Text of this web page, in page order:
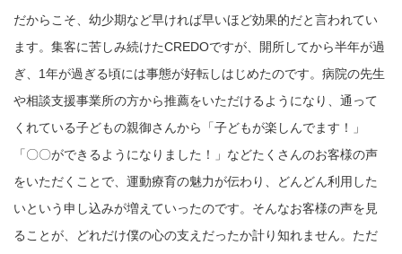
だからこそ、幼少期など早ければ早いほど効果的だと言われてい
ます。集客に苦しみ続けたCREDOですが、開所してから半年が過
ぎ、1年が過ぎる頃には事態が好転しはじめたのです。病院の先生
や相談支援事業所の方から推薦をいただけるようになり、通って
くれている子どもの親御さんから「子どもが楽しんでます！」
「〇〇ができるようになりました！」などたくさんのお客様の声
をいただくことで、運動療育の魅力が伝わり、どんどん利用した
いという申し込みが増えていったのです。そんなお客様の声を見
ることが、どれだけ僕の心の支えだったか計り知れません。ただ